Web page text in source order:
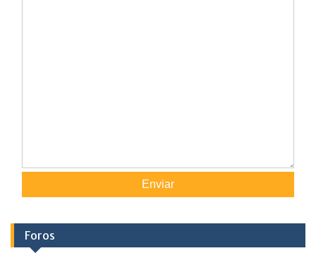
Enviar
Foros